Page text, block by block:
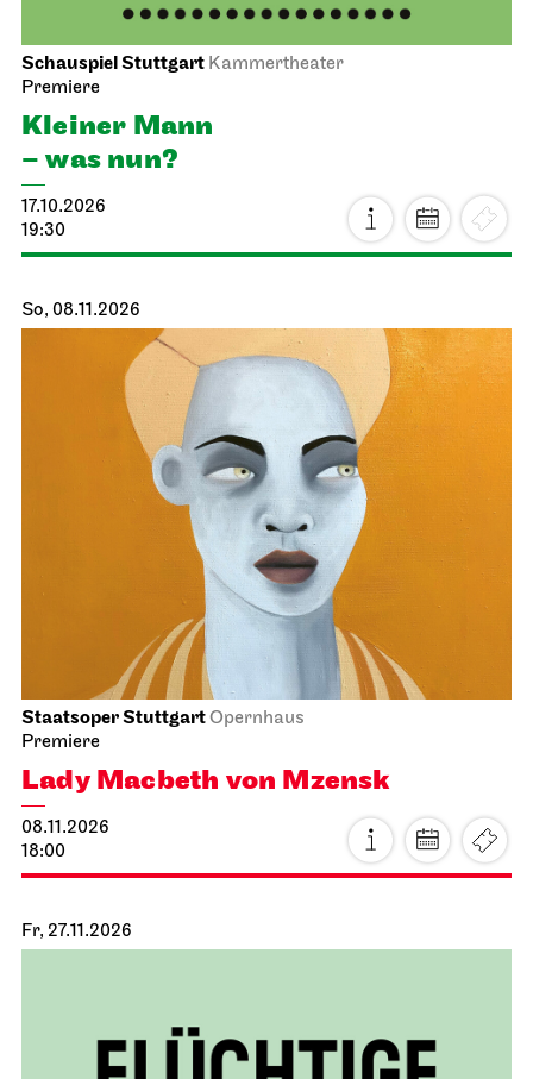
Schauspiel Stuttgart Kammertheater
Premiere
Kleiner Mann
– was nun?
17.10.2026
19:30
So, 08.11.2026
Staatsoper StuttgartOpernhaus
Premiere
Lady Macbeth von Mzensk
08.11.2026
18:00
Fr, 27.11.2026